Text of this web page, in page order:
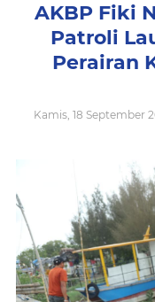
AKBP Fiki
Patroli
Perairan
Kamis, 18 September